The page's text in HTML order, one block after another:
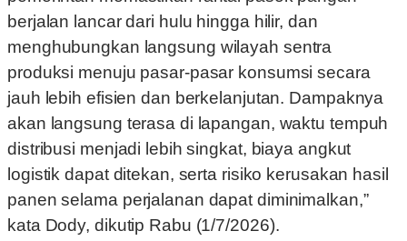
berjalan lancar dari hulu hingga hilir, dan
menghubungkan langsung wilayah sentra
produksi menuju pasar-pasar konsumsi secara
jauh lebih efisien dan berkelanjutan. Dampaknya
akan langsung terasa di lapangan, waktu tempuh
distribusi menjadi lebih singkat, biaya angkut
logistik dapat ditekan, serta risiko kerusakan hasil
panen selama perjalanan dapat diminimalkan,”
kata Dody, dikutip Rabu (1/7/2026).